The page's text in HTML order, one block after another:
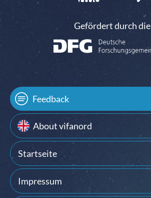
Gefördert durch die
Feedback
About vifanord
Startseite
Impressum